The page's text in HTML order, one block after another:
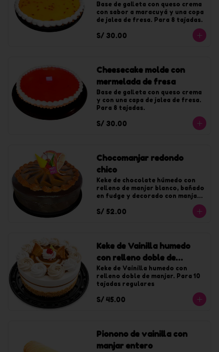
Base de galleta con queso crema
con sabor a maracuyá y una copa
de jalea de fresa. Para 8 tajadas.
S/ 30.00
Cheesecake molde con
mermelada de fresa
Base de galleta con queso crema
y con una capa de jalea de fresa.
Para 8 tajadas.
S/ 30.00
Chocomanjar redondo
chico
Keke de chocolate húmedo con
relleno de manjar blanco, bañado
en fudge y decorado con manjar.
S/ 52.00
Keke de Vainilla humedo
con relleno doble de
manjar chico
Keke de Vainilla humedo con
relleno doble de manjar. Para 10
tajadas regulares
S/ 45.00
Pionono de vainilla con
manjar entero